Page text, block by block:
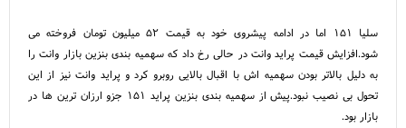
سلیا ۱۵۱ اما در ادامه پیشروی خود به قیمت ۵۲ میلیون تومان فروخته می
شود.افزایش قیمت پراید وانت در حالی رخ داد که سهمیه بندی بنزین بازار وانت را
به دلیل بالاتر بودن سهمیه اش با اقبال بالایی روبرو کرد و پراید وانت نیز از این
تحول بی نصیب نبود.پیش از سهمیه بندی بنزین پراید ۱۵۱ جزو ارزان ترین ها در
بازار بود.